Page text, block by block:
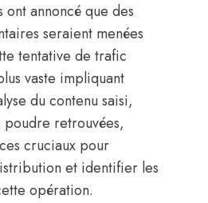
ont annoncé que des
seraient menées
tentative de trafic
vaste impliquant
du contenu saisi,
poudre retrouvées,
cruciaux pour
et identifier les
opération.